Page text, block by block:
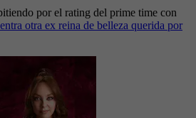
por el rating del prime time con
otra ex reina de belleza querida por